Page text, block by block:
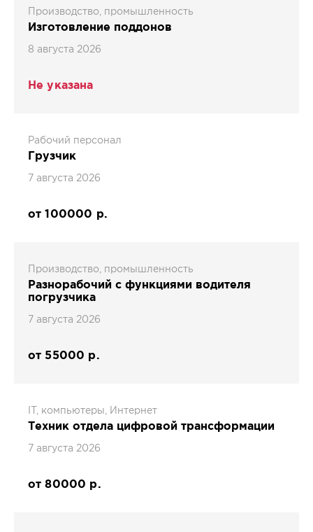
Производство, промышленность
Изготовление поддонов
8 августа 2026
Не указана
Рабочий персонал
Грузчик
7 августа 2026
от 100000 р.
Производство, промышленность
Разнорабочий с функциями водителя
погрузчика
7 августа 2026
от 55000 р.
IT, компьютеры, Интернет
Техник отдела цифровой трансформации
7 августа 2026
от 80000 р.